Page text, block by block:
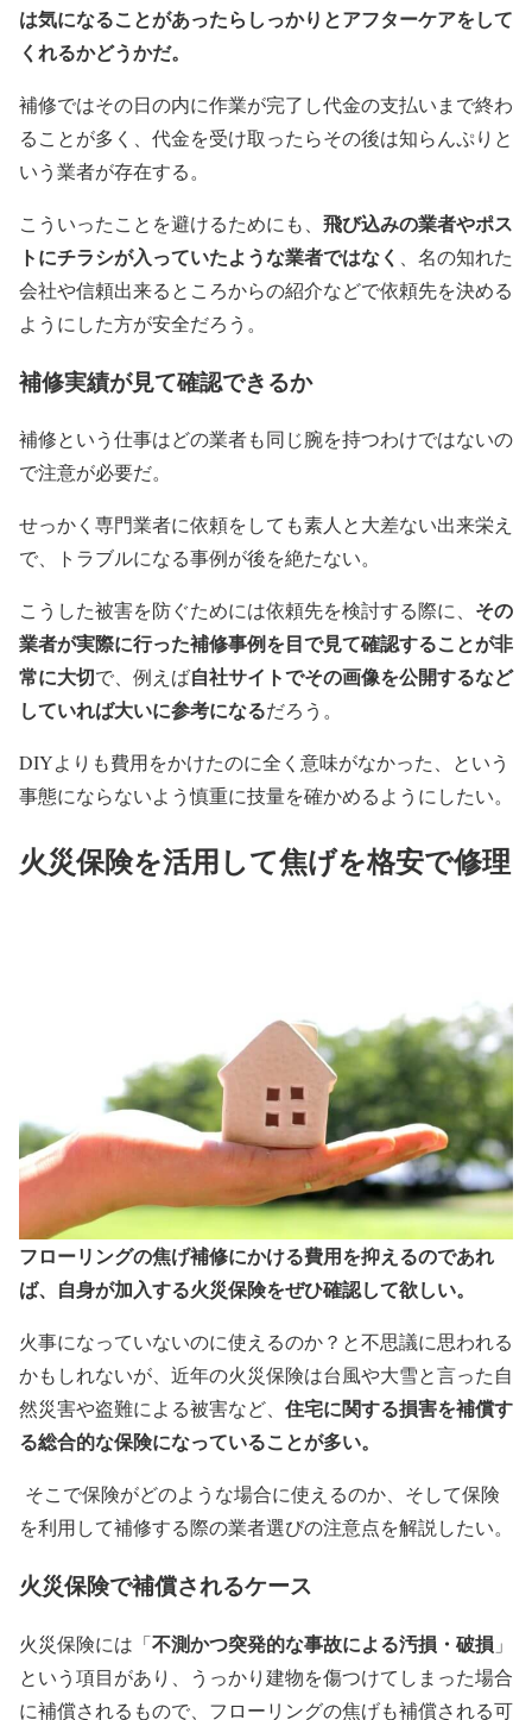
は気になることがあったらしっかりとアフターケアをして
くれるかどうかだ。
補修ではその日の内に作業が完了し代金の支払いまで終わ
ることが多く、代金を受け取ったらその後は知らんぷりと
いう業者が存在する。
こういったことを避けるためにも、 飛び込みの業者やポス
トにチラシが入っていたような業者ではなく
、名の知れた
会社や信頼出来るところからの紹介などで依頼先を決める
ようにした方が安全だろう。
補修実績が見て確認できるか
補修という仕事はどの業者も同じ腕を持つわけではないの
で注意が必要だ。
せっかく専門業者に依頼をしても素人と大差ない出来栄え
で、トラブルになる事例が後を絶たない。
こうした被害を防ぐためには依頼先を検討する際に、 その
業者が実際に行った補修事例を目で見て確認することが非
常に大切で、例えば自社サイトでその画像を公開するなど
していれば大いに参考になるだろう。
DIYよりも費用をかけたのに全く意味がなかった、という
事態にならないよう慎重に技量を確かめるようにしたい。
火災保険を活用して焦げを格安で修理
フローリングの焦げ補修にかける費用を抑えるのであれ
ば、自身が加入する火災保険をぜひ確認して欲しい。
火事になっていないのに使えるのか？と不思議に思われる
かもしれないが、近年の火災保険は台風や大雪と言った自
然災害や盗難による被害など、 住宅に関する損害を補償す
る総合的な保険になっていることが多い。
そこで保険がどのような場合に使えるのか、そして保険
を利用して補修する際の業者選びの注意点を解説したい。
火災保険で補償されるケース
火災保険には「不測かつ突発的な事故による汚損・破損 」
という項目があり、うっかり建物を傷つけてしまった場合
に補償されるもので、フローリングの焦げも補償される可